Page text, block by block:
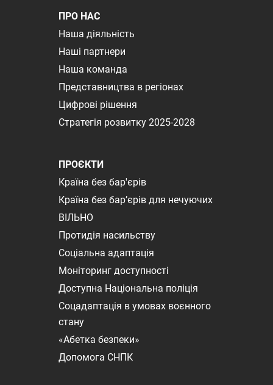
ПРО НАС
Наша діяльність
Наші партнери
Наша команда
Представництва в регіонах
Цифрові рішення
Стратегія розвитку 2025-2028
ПРОЄКТИ
Країна без бар'єрів
Країна без бар’єрів для нечуючих
ВІЛЬНО
Протидія насильству
Соціальна адаптація
Моніторинг доступності
Доступна Національна поліція
Соцадаптація в умовах воєнного
стану
«Абетка безпеки»
Допомога СНПК